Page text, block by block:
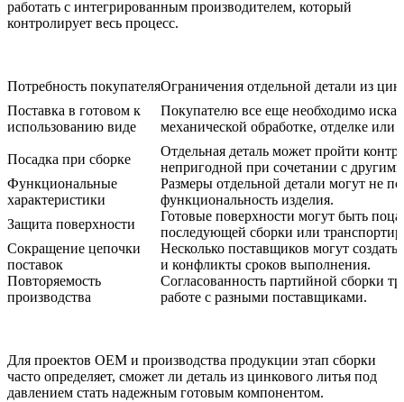
работать с интегрированным производителем, который
контролирует весь процесс.
Потребность покупателяОграничения отдельной детали из
Поставка в готовом к
использованию виде
Покупателю все еще необходимо
механической обработке, отделке или
Посадка при сборке
Отдельная деталь может пройти
непригодной при сочетании с
Функциональные
характеристики
Размеры отдельной детали могут не
функциональность изделия.
Защита поверхности
Готовые поверхности могут быть
последующей сборки или
Сокращение цепочки
поставок
Несколько поставщиков могут
и конфликты сроков выполнения.
Повторяемость
производства
Согласованность партийной сборки
работе с разными поставщиками.
Для проектов OEM и производства продукции этап сборки
часто определяет, сможет ли деталь из цинкового литья под
давлением стать надежным готовым компонентом.